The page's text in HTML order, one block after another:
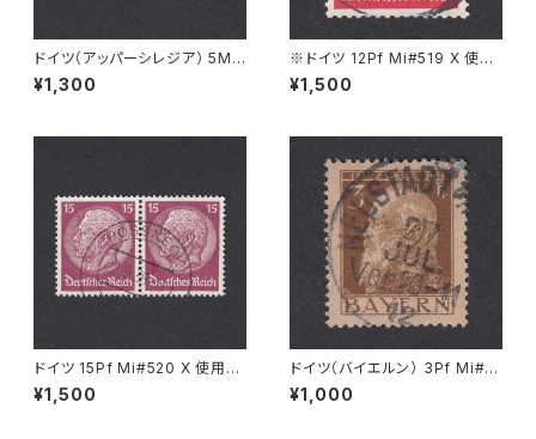
ドイツ（アッパーシレジア） 5M
Mi#29 使用済み切手｜MYSL
OWITZ 10.12.1921
¥1,300
※ドイツ 12Pf Mi#519 X 使用
済み切手｜LANGERRINGEN
26.APR.1938
¥1,500
ドイツ 15Pf Mi#520 X 使用済
み切手｜PÖSSNECK 22.9.19
36
¥1,500
ドイツ（バイエルン） 3Pf Mi#7
6 使用済み切手｜NEUSTADT
27.JUL.1912
¥1,000